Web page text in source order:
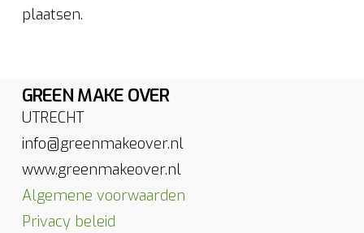
plaatsen.
GREEN MAKE OVER
UTRECHT
info@greenmakeover.nl
www.greenmakeover.nl
Algemene voorwaarden
Privacy beleid